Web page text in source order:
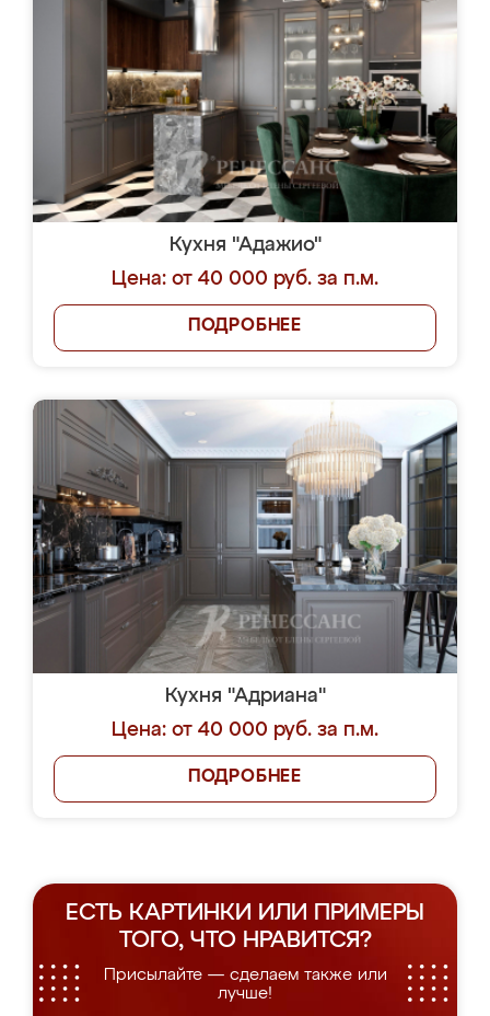
Кухня "Адажио"
Цена: от 40 000 руб. за п.м.
ПОДРОБНЕЕ
Кухня "Адриана"
Цена: от 40 000 руб. за п.м.
ПОДРОБНЕЕ
ЕСТЬ КАРТИНКИ ИЛИ ПРИМЕРЫ
ТОГО, ЧТО НРАВИТСЯ?
Присылайте — сделаем также или
лучше!